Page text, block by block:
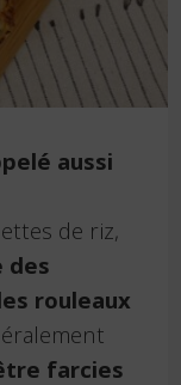
aussi
de riz,
des
rouleaux
farcies